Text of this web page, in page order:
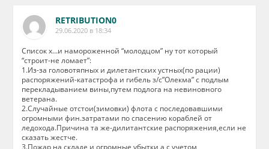
RETRIBUTION0
29.06.2020 в 18:34
Список х…и намороженной “молодцом” ну тот который
“строит-не ломает”:
1.Из-за головотяпных и дилетантских устных(по рации)
распоряжений-катастрофа и гибель з/с”Олекма” с подлым
перекладыванием вины,путем подлога на невиновного
ветерана.
2.Случайные отстои(зимовки) флота с последовавшими
огромными фин.затратами по спасению кораблей от
ледохода.Причина та же-дилитантские распоряжения,если не
сказать жестче.
3.Пожар на складе и огромные убытки,а с учетом